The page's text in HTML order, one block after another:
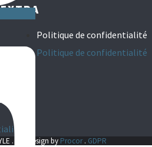
EXTRA
Politique de confidentialité
Politique de confidentialité
. webdesign by Procor. GDPR